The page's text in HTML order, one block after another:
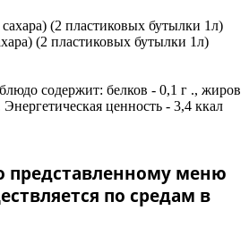
(2 пластиковых бутылки 1л)
содержит: белков - 0,1 г ., жиров
Энергетическая ценность - 3,4 ккал
представленному меню
по средам в